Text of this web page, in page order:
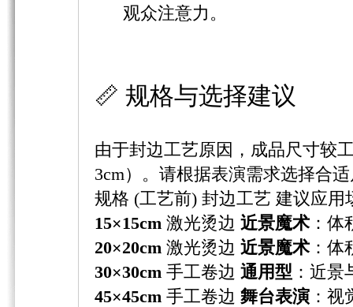
观众注意力。
📏 规格与选择建议
由于封边工艺原因，成品尺寸较
3cm）。请根据表演需求选择合
规格 (工艺前) 封边工艺 建议应用
15×15cm ​ 激光烫边 近景魔术：体
20×20cm ​ 激光烫边 近景魔术：体
30×30cm ​ 手工卷边 通用型 ：近
45×45cm 手工卷边 舞台表演 ：